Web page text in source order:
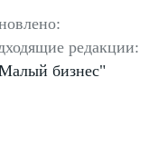
редакции:
бизнес"